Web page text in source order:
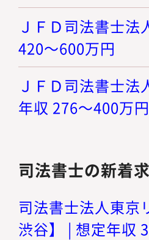
ＪＦＤ司法書士法
420～600万円
ＪＦＤ司法書士
年収 276～400万円
司法書士の新着
司法書士法人東京
渋谷】 | 想定年収